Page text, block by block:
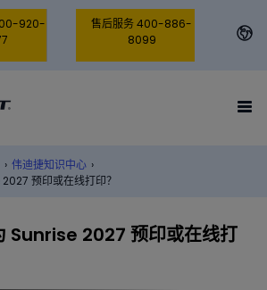
920-
售后服务 400-886-
8099
› 伟迪捷知识中心 ›
预印或在线打印？
Sunrise 2027 预印或在线打